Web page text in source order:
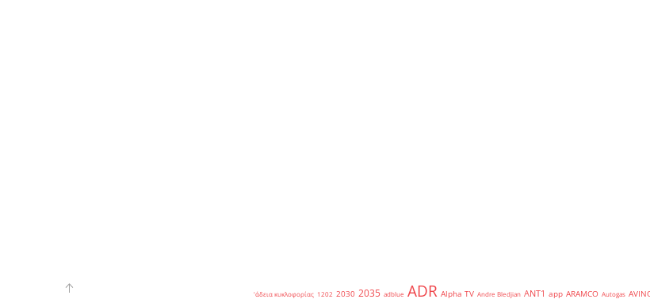
'άδεια κυκλοφορίας 1202 2030 2035 adblue ADR Alpha TV Andre Bledjian ANT1 app ARAMCO Autogas